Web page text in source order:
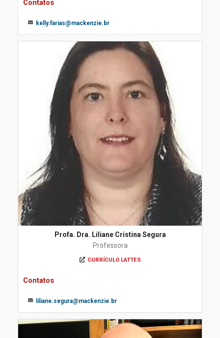
Contatos
kelly.farias@mackenzie.br
Profa. Dra. Liliane Cristina Segura
Professora
CURRÍCULO LATTES
Contatos
liliane.segura@mackenzie.br